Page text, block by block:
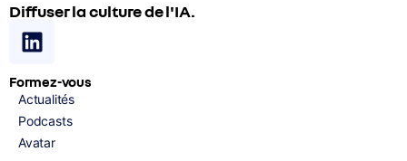
Diffuser la culture de l'IA.
Formez-vous
Actualités
Podcasts
Avatar